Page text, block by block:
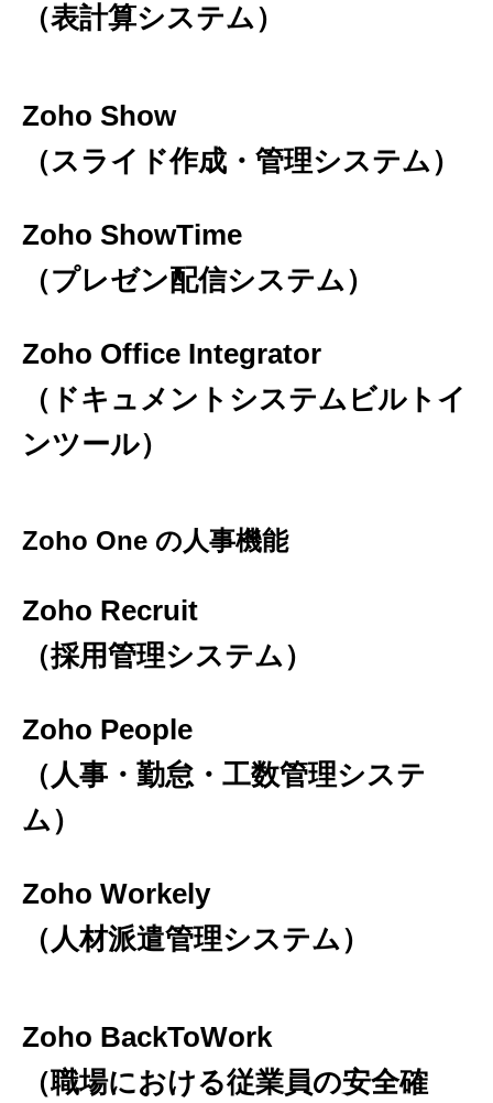
（表計算システム）
Zoho Show
（スライド作成・管理システム）
Zoho ShowTime
（プレゼン配信システム）
Zoho Office Integrator
（ドキュメントシステムビルトイ
ンツール）
Zoho One の人事機能
Zoho Recruit
（採用管理システム）
Zoho People
（人事・勤怠・工数管理システ
ム）
Zoho Workely
（人材派遣管理システム）
Zoho BackToWork
（職場における従業員の安全確

お電話

お問い合わせ

Youtube

場所